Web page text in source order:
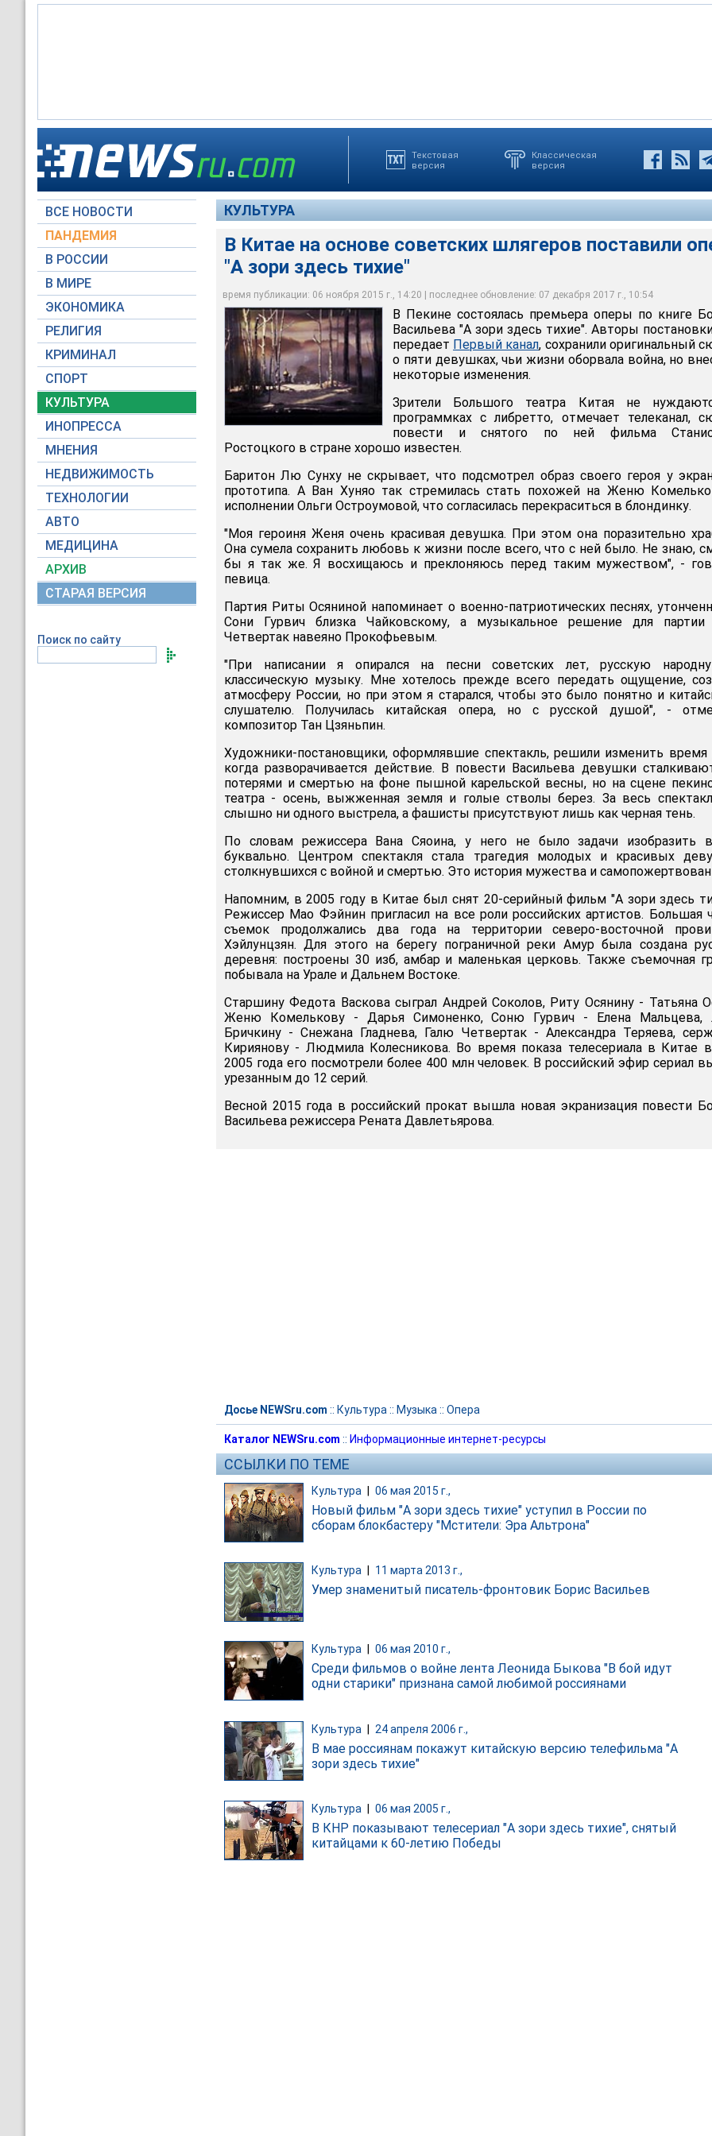
Текстовая
версия
Классическая
версия
ВСЕ НОВОСТИ
ПАНДЕМИЯ
В РОССИИ
В МИРЕ
ЭКОНОМИКА
РЕЛИГИЯ
КРИМИНАЛ
СПОРТ
КУЛЬТУРА
ИНОПРЕССА
МНЕНИЯ
НЕДВИЖИМОСТЬ
ТЕХНОЛОГИИ
АВТО
МЕДИЦИНА
АРХИВ
СТАРАЯ ВЕРСИЯ
Поиск по сайту
КУЛЬТУРА
В Китае на основе советских шлягеров поставили
"А зори здесь тихие"
время публикации: 06 ноября 2015 г., 14:20 | последнее обновление: 07 декабря 2017 г., 10:54
Баритон Лю Сунху не скрывает, что подсмотрел образ своего героя у экранного
прототипа. А Ван Хуняо так стремилась стать похожей на Женю Комелькову в
исполнении Ольги Остроумовой, что согласилась перекраситься в блондинку
National Centre for the Performing Arts
В Пекине состоялась премьера оперы по книге
Васильева "А зори здесь тихие". Авторы
передает Первый канал, сохранили оригинальный
о пяти девушках, чьи жизни оборвала война, но
некоторые изменения.
Зрители Большого театра Китая не
программках с либретто, отмечает телеканал,
повести и снятого по ней фильма
Ростоцкого в стране хорошо известен.
Баритон Лю Сунху не скрывает, что подсмотрел образ своего героя у
прототипа. А Ван Хуняо так стремилась стать похожей на Женю
исполнении Ольги Остроумовой, что согласилась перекраситься в блондинку.
"Моя героиня Женя очень красивая девушка. При этом она поразительно
Она сумела сохранить любовь к жизни после всего, что с ней было. Не знаю,
бы я так же. Я восхищаюсь и преклоняюсь перед таким мужеством", -
певица.
Партия Риты Осяниной напоминает о военно-патриотических песнях,
Сони Гурвич близка Чайковскому, а музыкальное решение для партии
Четвертак навеяно Прокофьевым.
"При написании я опирался на песни советских лет, русскую
классическую музыку. Мне хотелось прежде всего передать ощущение,
атмосферу России, но при этом я старался, чтобы это было понятно и
слушателю. Получилась китайская опера, но с русской душой", -
композитор Тан Цзяньпин.
Художники-постановщики, оформлявшие спектакль, решили изменить время
когда разворачивается действие. В повести Васильева девушки
потерями и смертью на фоне пышной карельской весны, но на сцене
театра - осень, выжженная земля и голые стволы берез. За весь
слышно ни одного выстрела, а фашисты присутствуют лишь как черная тень.
По словам режиссера Вана Сяоина, у него не было задачи изобразить
буквально. Центром спектакля стала трагедия молодых и красивых
столкнувшихся с войной и смертью. Это история мужества и
Напомним, в 2005 году в Китае был снят 20-серийный фильм "А зори здесь
Режиссер Мао Фэйнин пригласил на все роли российских артистов. Большая
съемок продолжались два года на территории северо-восточной
Хэйлунцзян. Для этого на берегу пограничной реки Амур была создана
деревня: построены 30 изб, амбар и маленькая церковь. Также съемочная
побывала на Урале и Дальнем Востоке.
Старшину Федота Васкова сыграл Андрей Соколов, Риту Осянину - Татьяна
Женю Комелькову - Дарья Симоненко, Соню Гурвич - Елена Мальцева,
Бричкину - Снежана Гладнева, Галю Четвертак - Александра Теряева,
Кириянову - Людмила Колесникова. Во время показа телесериала в Китае
2005 года его посмотрели более 400 млн человек. В российский эфир сериал
урезанным до 12 серий.
Весной 2015 года в российский прокат вышла новая экранизация повести
Васильева режиссера Рената Давлетьярова.
Досье NEWSru.com :: Культура :: Музыка :: Опера
Каталог NEWSru.com :: Информационные интернет-ресурсы
ССЫЛКИ ПО ТЕМЕ
Культура 06 мая 2015 г.,
Новый фильм "А зори здесь тихие" уступил в России по
сборам блокбастеру "Мстители: Эра Альтрона"
Культура 11 марта 2013 г.,
Умер знаменитый писатель-фронтовик Борис Васильев
Культура 06 мая 2010 г.,
Среди фильмов о войне лента Леонида Быкова "В бой идут
одни старики" признана самой любимой россиянами
Культура | 24 апреля 2006 г.,
В мае россиянам покажут китайскую версию телефильма "А
зори здесь тихие"
Культура 06 мая 2005 г.,
В КНР показывают телесериал "А зори здесь тихие", снятый
китайцами к 60-летию Победы